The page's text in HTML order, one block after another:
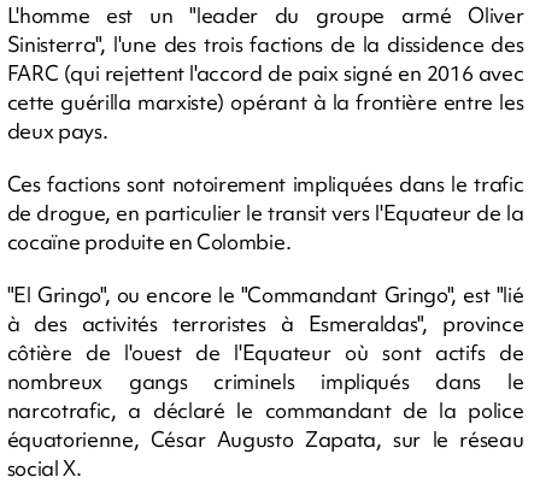
L'homme est un "leader du groupe armé Oliver
Sinisterra", l'une des trois factions de la dissidence des
FARC (qui rejettent l'accord de paix signé en 2016 avec
cette guérilla marxiste) opérant à la frontière entre les
deux pays.
Ces factions sont notoirement impliquées dans le trafic
de drogue, en particulier le transit vers l'Equateur de la
cocaïne produite en Colombie.
"El Gringo", ou encore le "Commandant Gringo", est "lié
à des activités terroristes à Esmeraldas", province
côtière de l'ouest de l'Equateur où sont actifs de
nombreux gangs criminels impliqués dans le
narcotrafic, a déclaré le commandant de la police
équatorienne, César Augusto Zapata, sur le réseau
social X.